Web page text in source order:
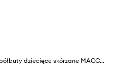
Geox półbuty dziecięce skórzane MACCHIA